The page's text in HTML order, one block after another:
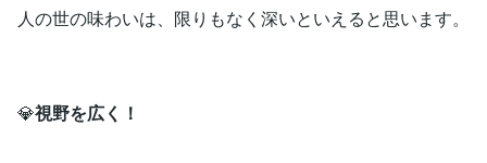
人の世の味わいは、限りもなく深いといえると思います。
💎視野を広く！